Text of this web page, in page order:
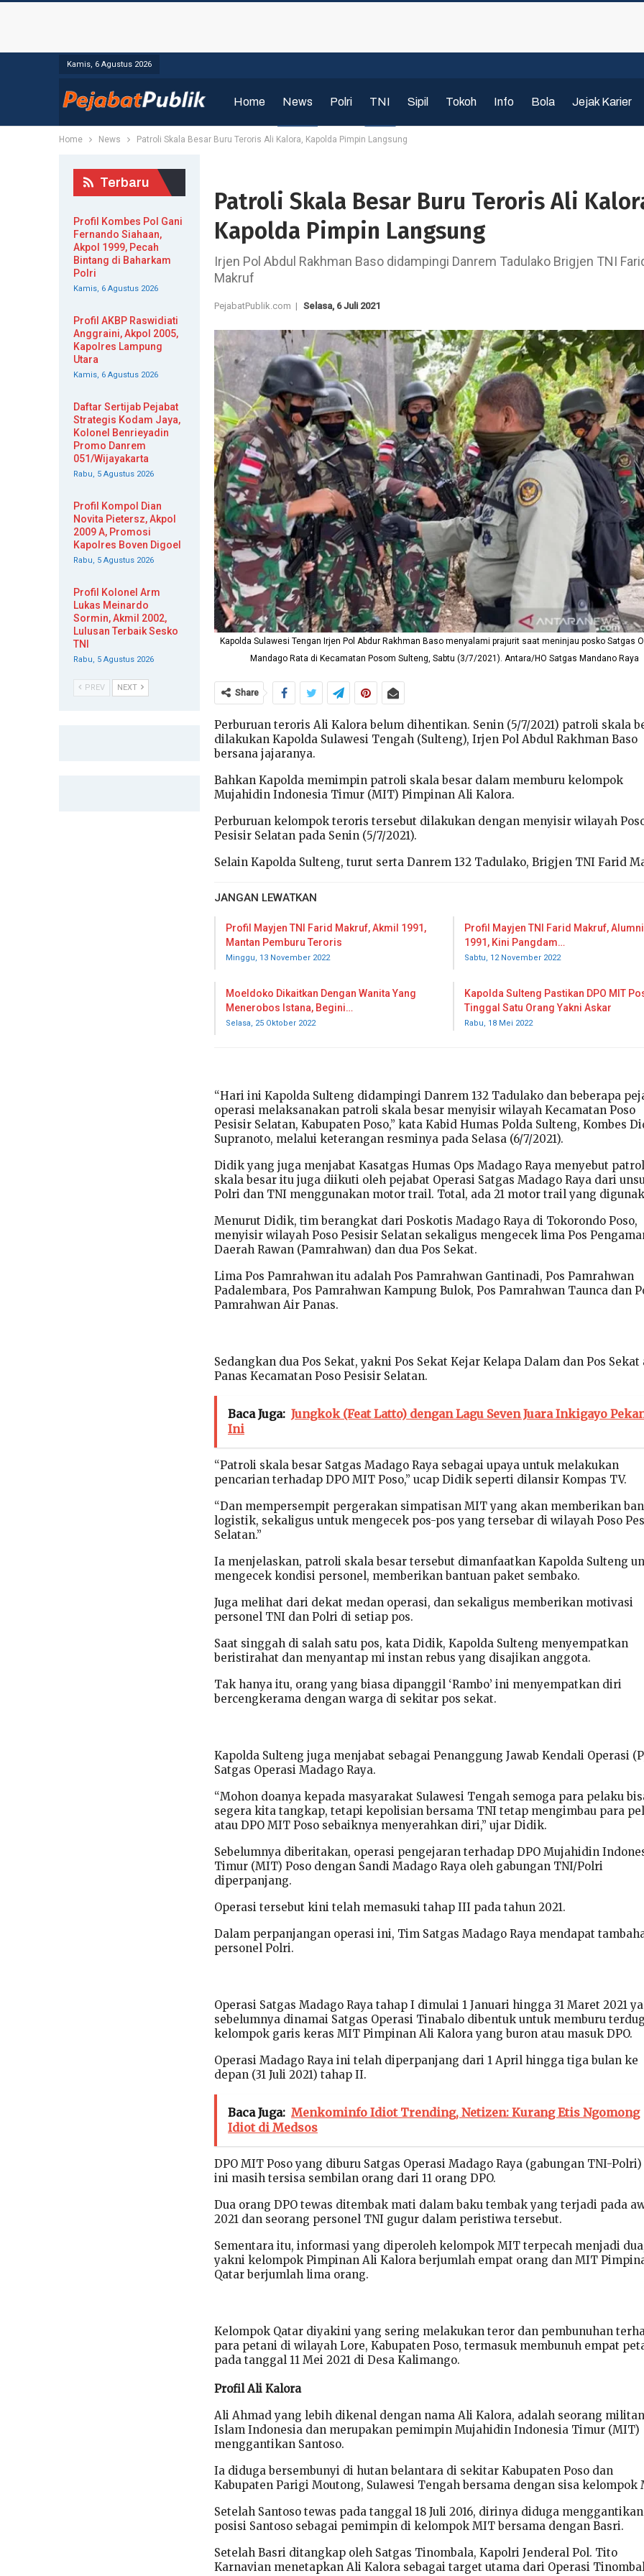
Kamis, 6 Agustus 2026
Home News Polri TNI Sipil Tokoh Info Bola Jejak Karier
Home News Patroli Skala Besar Buru Teroris Ali Kalora, Kapolda Pimpin Langsung
Patroli Skala Besar Buru Teroris Ali
Kapolda Pimpin Langsung
Irjen Pol Abdul Rakhman Baso didampingi Danrem Tadulako Brigjen TNI
Makruf
PejabatPublik.com | Selasa, 6 Juli 2021
Kapolda Sulawesi Tengan Irjen Pol Abdur Rakhman Baso menyalami prajurit saat meninjau posko Satgas
Mandago Rata di Kecamatan Posom Sulteng, Sabtu (3/7/2021). Antara/HO Satgas Mandano Raya
Share
Perburuan teroris Ali Kalora belum dihentikan. Senin (5/7/2021) patroli skala
dilakukan Kapolda Sulawesi Tengah (Sulteng), Irjen Pol Abdul Rakhman Baso
bersana jajaranya.
Bahkan Kapolda memimpin patroli skala besar dalam memburu kelompok
Mujahidin Indonesia Timur (MIT) Pimpinan Ali Kalora.
Perburuan kelompok teroris tersebut dilakukan dengan menyisir wilayah
Pesisir Selatan pada Senin (5/7/2021).
Selain Kapolda Sulteng, turut serta Danrem 132 Tadulako, Brigjen TNI Farid
JANGAN LEWATKAN
Profil Mayjen TNI Farid Makruf, Akmil 1991,
Mantan Pemburu Teroris
Minggu, 13 November 2022
Profil Mayjen TNI Farid Makruf, Alumni
1991, Kini Pangdam…
Sabtu, 12 November 2022
Moeldoko Dikaitkan Dengan Wanita Yang
Menerobos Istana, Begini…
Selasa, 25 Oktober 2022
Kapolda Sulteng Pastikan DPO MIT
Tinggal Satu Orang Yakni Askar
Rabu, 18 Mei 2022
“Hari ini Kapolda Sulteng didampingi Danrem 132 Tadulako dan beberapa
operasi melaksanakan patroli skala besar menyisir wilayah Kecamatan Poso
Pesisir Selatan, Kabupaten Poso,” kata Kabid Humas Polda Sulteng, Kombes
Supranoto, melalui keterangan resminya pada Selasa (6/7/2021).
Didik yang juga menjabat Kasatgas Humas Ops Madago Raya menyebut
skala besar itu juga diikuti oleh pejabat Operasi Satgas Madago Raya dari
Polri dan TNI menggunakan motor trail. Total, ada 21 motor trail yang
Menurut Didik, tim berangkat dari Poskotis Madago Raya di Tokorondo Poso,
menyisir wilayah Poso Pesisir Selatan sekaligus mengecek lima Pos
Daerah Rawan (Pamrahwan) dan dua Pos Sekat.
Lima Pos Pamrahwan itu adalah Pos Pamrahwan Gantinadi, Pos Pamrahwan
Padalembara, Pos Pamrahwan Kampung Bulok, Pos Pamrahwan Taunca dan
Pamrahwan Air Panas.
Sedangkan dua Pos Sekat, yakni Pos Sekat Kejar Kelapa Dalam dan Pos Sekat
Panas Kecamatan Poso Pesisir Selatan.
Baca Juga: Jungkok (Feat Latto) dengan Lagu Seven Juara Inkigayo
Ini
“Patroli skala besar Satgas Madago Raya sebagai upaya untuk melakukan
pencarian terhadap DPO MIT Poso,” ucap Didik seperti dilansir Kompas TV.
“Dan mempersempit pergerakan simpatisan MIT yang akan memberikan
logistik, sekaligus untuk mengecek pos-pos yang tersebar di wilayah Poso
Selatan.”
Ia menjelaskan, patroli skala besar tersebut dimanfaatkan Kapolda Sulteng
mengecek kondisi personel, memberikan bantuan paket sembako.
Juga melihat dari dekat medan operasi, dan sekaligus memberikan motivasi
personel TNI dan Polri di setiap pos.
Saat singgah di salah satu pos, kata Didik, Kapolda Sulteng menyempatkan
beristirahat dan menyantap mi instan rebus yang disajikan anggota.
Tak hanya itu, orang yang biasa dipanggil ‘Rambo’ ini menyempatkan diri
bercengkerama dengan warga di sekitar pos sekat.
Kapolda Sulteng juga menjabat sebagai Penanggung Jawab Kendali Operasi
Satgas Operasi Madago Raya.
“Mohon doanya kepada masyarakat Sulawesi Tengah semoga para pelaku
segera kita tangkap, tetapi kepolisian bersama TNI tetap mengimbau para
atau DPO MIT Poso sebaiknya menyerahkan diri,” ujar Didik.
Sebelumnya diberitakan, operasi pengejaran terhadap DPO Mujahidin
Timur (MIT) Poso dengan Sandi Madago Raya oleh gabungan TNI/Polri
diperpanjang.
Operasi tersebut kini telah memasuki tahap III pada tahun 2021.
Dalam perpanjangan operasi ini, Tim Satgas Madago Raya mendapat
personel Polri.
Operasi Satgas Madago Raya tahap I dimulai 1 Januari hingga 31 Maret 2021
sebelumnya dinamai Satgas Operasi Tinabalo dibentuk untuk memburu
kelompok garis keras MIT Pimpinan Ali Kalora yang buron atau masuk DPO.
Operasi Madago Raya ini telah diperpanjang dari 1 April hingga tiga bulan ke
depan (31 Juli 2021) tahap II.
Baca Juga: Menkominfo Idiot Trending, Netizen: Kurang Etis Ngomong
Idiot di Medsos
DPO MIT Poso yang diburu Satgas Operasi Madago Raya (gabungan TNI-Polri)
ini masih tersisa sembilan orang dari 11 orang DPO.
Dua orang DPO tewas ditembak mati dalam baku tembak yang terjadi pada
2021 dan seorang personel TNI gugur dalam peristiwa tersebut.
Sementara itu, informasi yang diperoleh kelompok MIT terpecah menjadi
yakni kelompok Pimpinan Ali Kalora berjumlah empat orang dan MIT
Qatar berjumlah lima orang.
Kelompok Qatar diyakini yang sering melakukan teror dan pembunuhan
para petani di wilayah Lore, Kabupaten Poso, termasuk membunuh empat
pada tanggal 11 Mei 2021 di Desa Kalimango.
Profil Ali Kalora
Ali Ahmad yang lebih dikenal dengan nama Ali Kalora, adalah seorang militan
Islam Indonesia dan merupakan pemimpin Mujahidin Indonesia Timur (MIT)
menggantikan Santoso.
Ia diduga bersembunyi di hutan belantara di sekitar Kabupaten Poso dan
Kabupaten Parigi Moutong, Sulawesi Tengah bersama dengan sisa kelompok
Setelah Santoso tewas pada tanggal 18 Juli 2016, dirinya diduga menggantikan
posisi Santoso sebagai pemimpin di kelompok MIT bersama dengan Basri.
Setelah Basri ditangkap oleh Satgas Tinombala, Kapolri Jenderal Pol. Tito
Karnavian menetapkan Ali Kalora sebagai target utama dari Operasi
Terbaru
Profil Kombes Pol Gani
Fernando Siahaan,
Akpol 1999, Pecah
Bintang di Baharkam
Polri
Kamis, 6 Agustus 2026
Profil AKBP Raswidiati
Anggraini, Akpol 2005,
Kapolres Lampung
Utara
Kamis, 6 Agustus 2026
Daftar Sertijab Pejabat
Strategis Kodam Jaya,
Kolonel Benrieyadin
Promo Danrem
051/Wijayakarta
Rabu, 5 Agustus 2026
Profil Kompol Dian
Novita Pietersz, Akpol
2009 A, Promosi
Kapolres Boven Digoel
Rabu, 5 Agustus 2026
Profil Kolonel Arm
Lukas Meinardo
Sormin, Akmil 2002,
Lulusan Terbaik Sesko
TNI
Rabu, 5 Agustus 2026
PREV NEXT